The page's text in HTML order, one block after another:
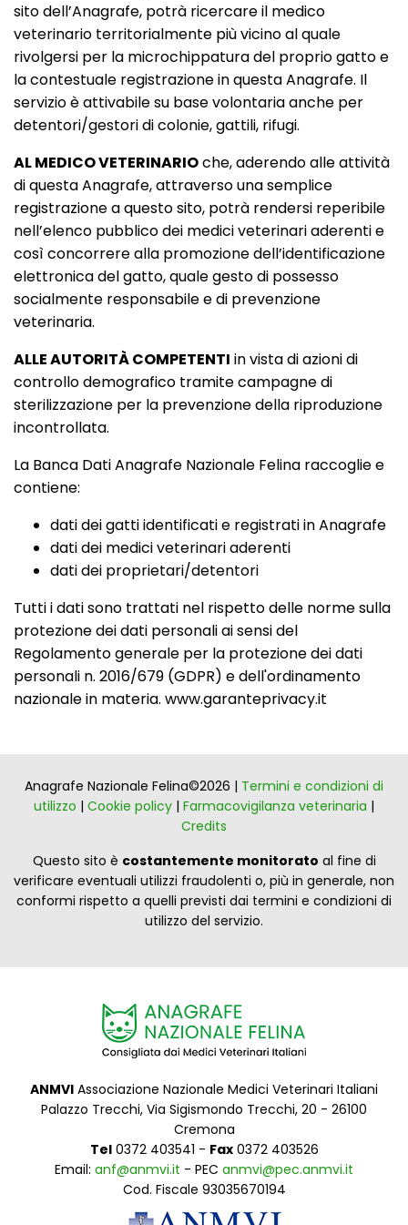
sito dell’Anagrafe, potrà ricercare il medico
veterinario territorialmente più vicino al quale
rivolgersi per la microchippatura del proprio gatto e
la contestuale registrazione in questa Anagrafe. Il
servizio è attivabile su base volontaria anche per
detentori/gestori di colonie, gattili, rifugi.
AL MEDICO VETERINARIOche, aderendo alle attività
di questa Anagrafe, attraverso una semplice
registrazione a questo sito, potrà rendersi reperibile
nell’elenco pubblico dei medici veterinari aderenti e
così concorrere alla promozione dell’identificazione
elettronica del gatto, quale gesto di possesso
socialmente responsabile e di prevenzione
veterinaria.
ALLE AUTORITÀ COMPETENTI in vista di azioni di
controllo demografico tramite campagne di
sterilizzazione per la prevenzione della riproduzione
incontrollata.
La Banca Dati Anagrafe Nazionale Felina raccoglie e
contiene:
dati dei gatti identificati e registrati in Anagrafe
dati dei medici veterinari aderenti
dati dei proprietari/detentori
Tutti i dati sono trattati nel rispetto delle norme sulla
protezione dei dati personali ai sensi del
Regolamento generale per la protezione dei dati
personali n. 2016/679 (GDPR) e dell'ordinamento
nazionale in materia. www.garanteprivacy.it
Anagrafe Nazionale Felina©2026 | Termini e condizioni di
utilizzo | Cookie policy | Farmacovigilanza veterinaria |
Credits
Questo sito è costantemente monitorato al fine di
verificare eventuali utilizzi fraudolenti o, più in generale, non
conformi rispetto a quelli previsti dai termini e condizioni di
utilizzo del servizio.
ANMVI Associazione Nazionale Medici Veterinari Italiani
Palazzo Trecchi, Via Sigismondo Trecchi, 20 - 26100
Cremona
Tel0372 403541 - Fax0372 403526
Email: anf@anmvi.it - PEC anmvi@pec.anmvi.it
Cod. Fiscale 93035670194